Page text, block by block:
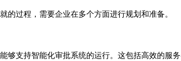
的过程，需要企业在多个方面进行规划和准备。
够支持智能化审批系统的运行。这包括高效的服